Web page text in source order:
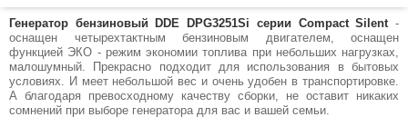
Генератор бензиновый DDE DPG3251Si серии Compact Silent -
оснащен четырехтактным бензиновым двигателем, оснащен
функцией ЭКО - режим экономии топлива при небольших нагрузках,
малошумный. Прекрасно подходит для использования в бытовых
условиях. И меет небольшой вес и очень удобен в транспортировке.
А благодаря превосходному качеству сборки, не оставит никаких
сомнений при выборе генератора для вас и вашей семьи.